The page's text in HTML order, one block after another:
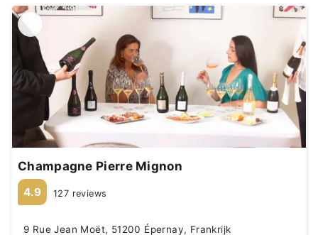
Champagne Pierre Mignon
4.9 127 reviews
9 Rue Jean Moët, 51200 Épernay, Frankrijk